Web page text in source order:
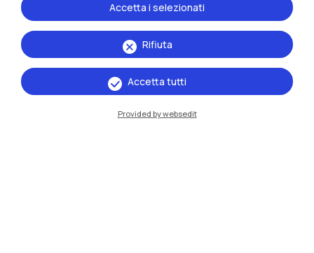
Sedi
Milano Leonardo
Rifiuta
Accetta i selezionati
Accetta tutti
Provided by websedit